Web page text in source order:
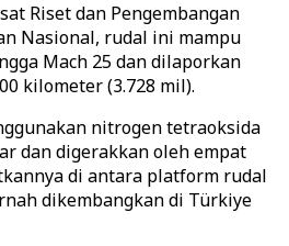
Riset dan Pengembangan
Nasional, rudal ini mampu
Mach 25 dan dilaporkan
kilometer (3.728 mil).
nitrogen tetraoksida
dan digerakkan oleh empat
di antara platform rudal
dikembangkan di Türkiye